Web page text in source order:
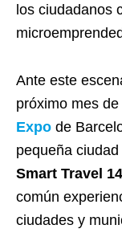
los ciudadanos
Ante este
próximo mes
Expo de
pequeña
Smart Travel 14
común
ciudades y